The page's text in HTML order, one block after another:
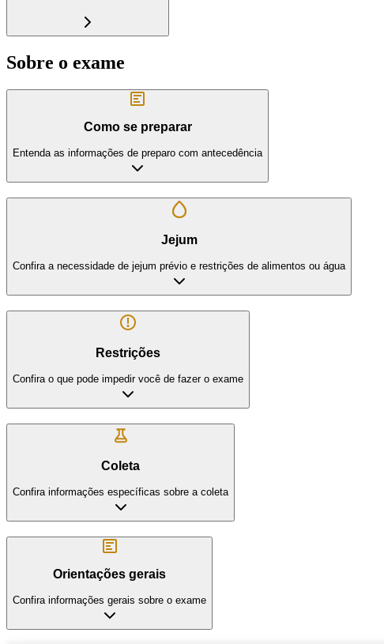
Sobre o exame
Como se preparar
Entenda as informações de preparo com antecedência
Jejum
Confira a necessidade de jejum prévio e restrições de alimentos ou água
Restrições
Confira o que pode impedir você de fazer o exame
Coleta
Confira informações específicas sobre a coleta
Orientações gerais
Confira informações gerais sobre o exame